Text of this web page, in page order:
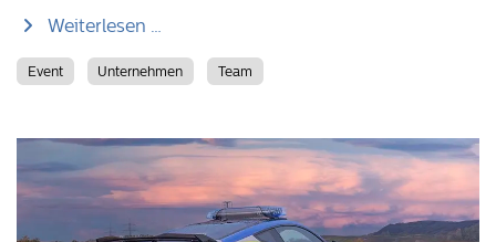
Weiterlesen …
Event Unternehmen Team